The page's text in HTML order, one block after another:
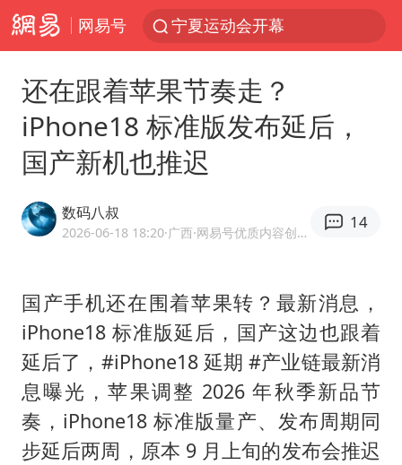
网易号
宁夏运动会开幕
情侣平潭拍日出坠崖1死1伤
老挝国会主席赛宋蓬逝世
杭州全市有序停课
商场现钱学森巨幅海报 负责人回应
36岁男演员成景区NPC后人气爆棚
“不怕六爷挂得多 就怕六爷挂一颗”
全民健身事业高质量发展
还在跟着苹果节奏走？
iPhone18 标准版发布延后，
国产新机也推迟
数码八叔
2026-06-18 18:20·广西 ·网易号优质内容创作者
14
国产手机还在围着苹果转？最新消息，
iPhone18 标准版延后，国产这边也跟着
延后了，#iPhone18 延期 #产业链最新消
息曝光，苹果调整 2026 年秋季新品节
奏，iPhone18 标准版量产、发布周期同
步延后两周，原本 9 月上旬的发布会推迟